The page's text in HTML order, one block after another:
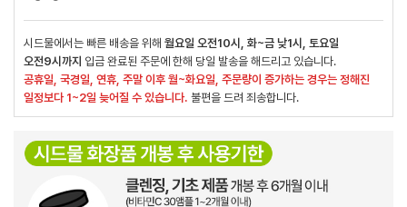
시드물에서는 빠른 배송을 위해 월요일 오전10시, 화~금 낮1시, 토요일
오전9시까지 입금 완료된 주문에 한해 당일 발송을 해드리고 있습니다.
공휴일, 국경일, 연휴, 주말 이후 월~화요일, 주문량이 증가하는 경우는 정해진
일정보다 1~2일 늦어질 수 있습니다. 불편을 드려 죄송합니다.